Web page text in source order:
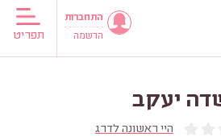
תפריט
התחברות
הרשמה
יעקב
היי ראשונה לדרג